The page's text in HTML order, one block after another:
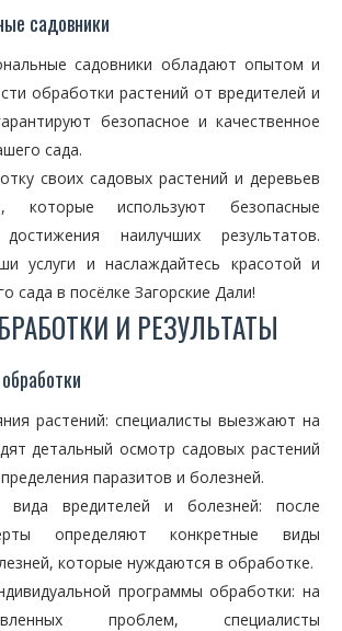
садовники
садовники обладают опытом и
обработки растений от вредителей и
безопасное и качественное
сада.
своих садовых растений и деревьев
которые используют безопасные
наилучших результатов.
услуги и наслаждайтесь красотой и
сада в посёлке Загорские Дали!
И РЕЗУЛЬТАТЫ
растений: специалисты выезжают на
детальный осмотр садовых растений
паразитов и болезней.
вида вредителей и болезней: после
определяют конкретные виды
которые нуждаются в обработке.
программы обработки: на
проблем, специалисты